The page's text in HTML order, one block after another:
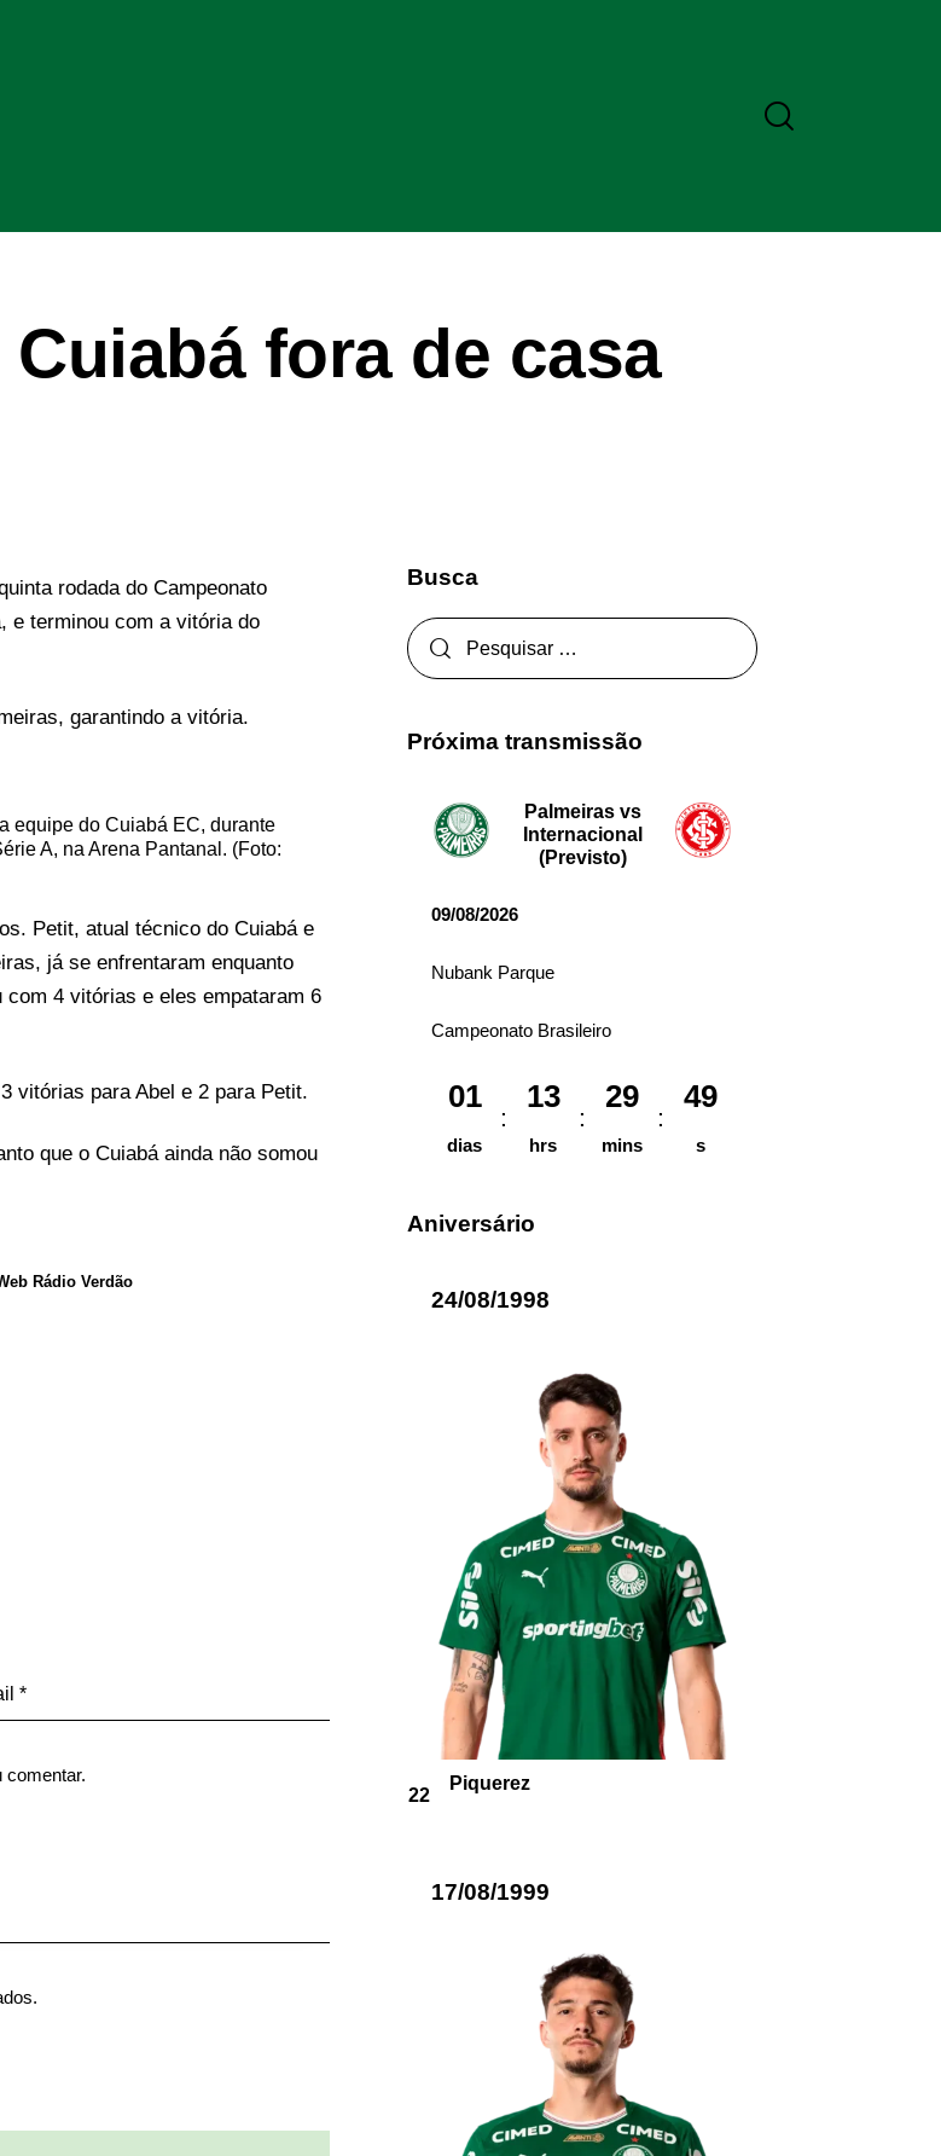
fora de casa
rodada do Campeonato
e terminou com a vitória do
garantindo a vitória.
equipe do Cuiabá EC, durante
A, na Arena Pantanal. (Foto:
Petit, atual técnico do Cuiabá e
já se enfrentaram enquanto
4 vitórias e eles empataram 6
vitórias para Abel e 2 para Petit.
que o Cuiabá ainda não somou
Rádio Verdão
comentar.
Busca
Próxima transmissão
Palmeiras vs
Internacional
(Previsto)
09/08/2026
Nubank Parque
Campeonato Brasileiro
01
dias
13
hrs
29
mins
49
s
Aniversário
24/08/1998
22
Piquerez
17/08/1999